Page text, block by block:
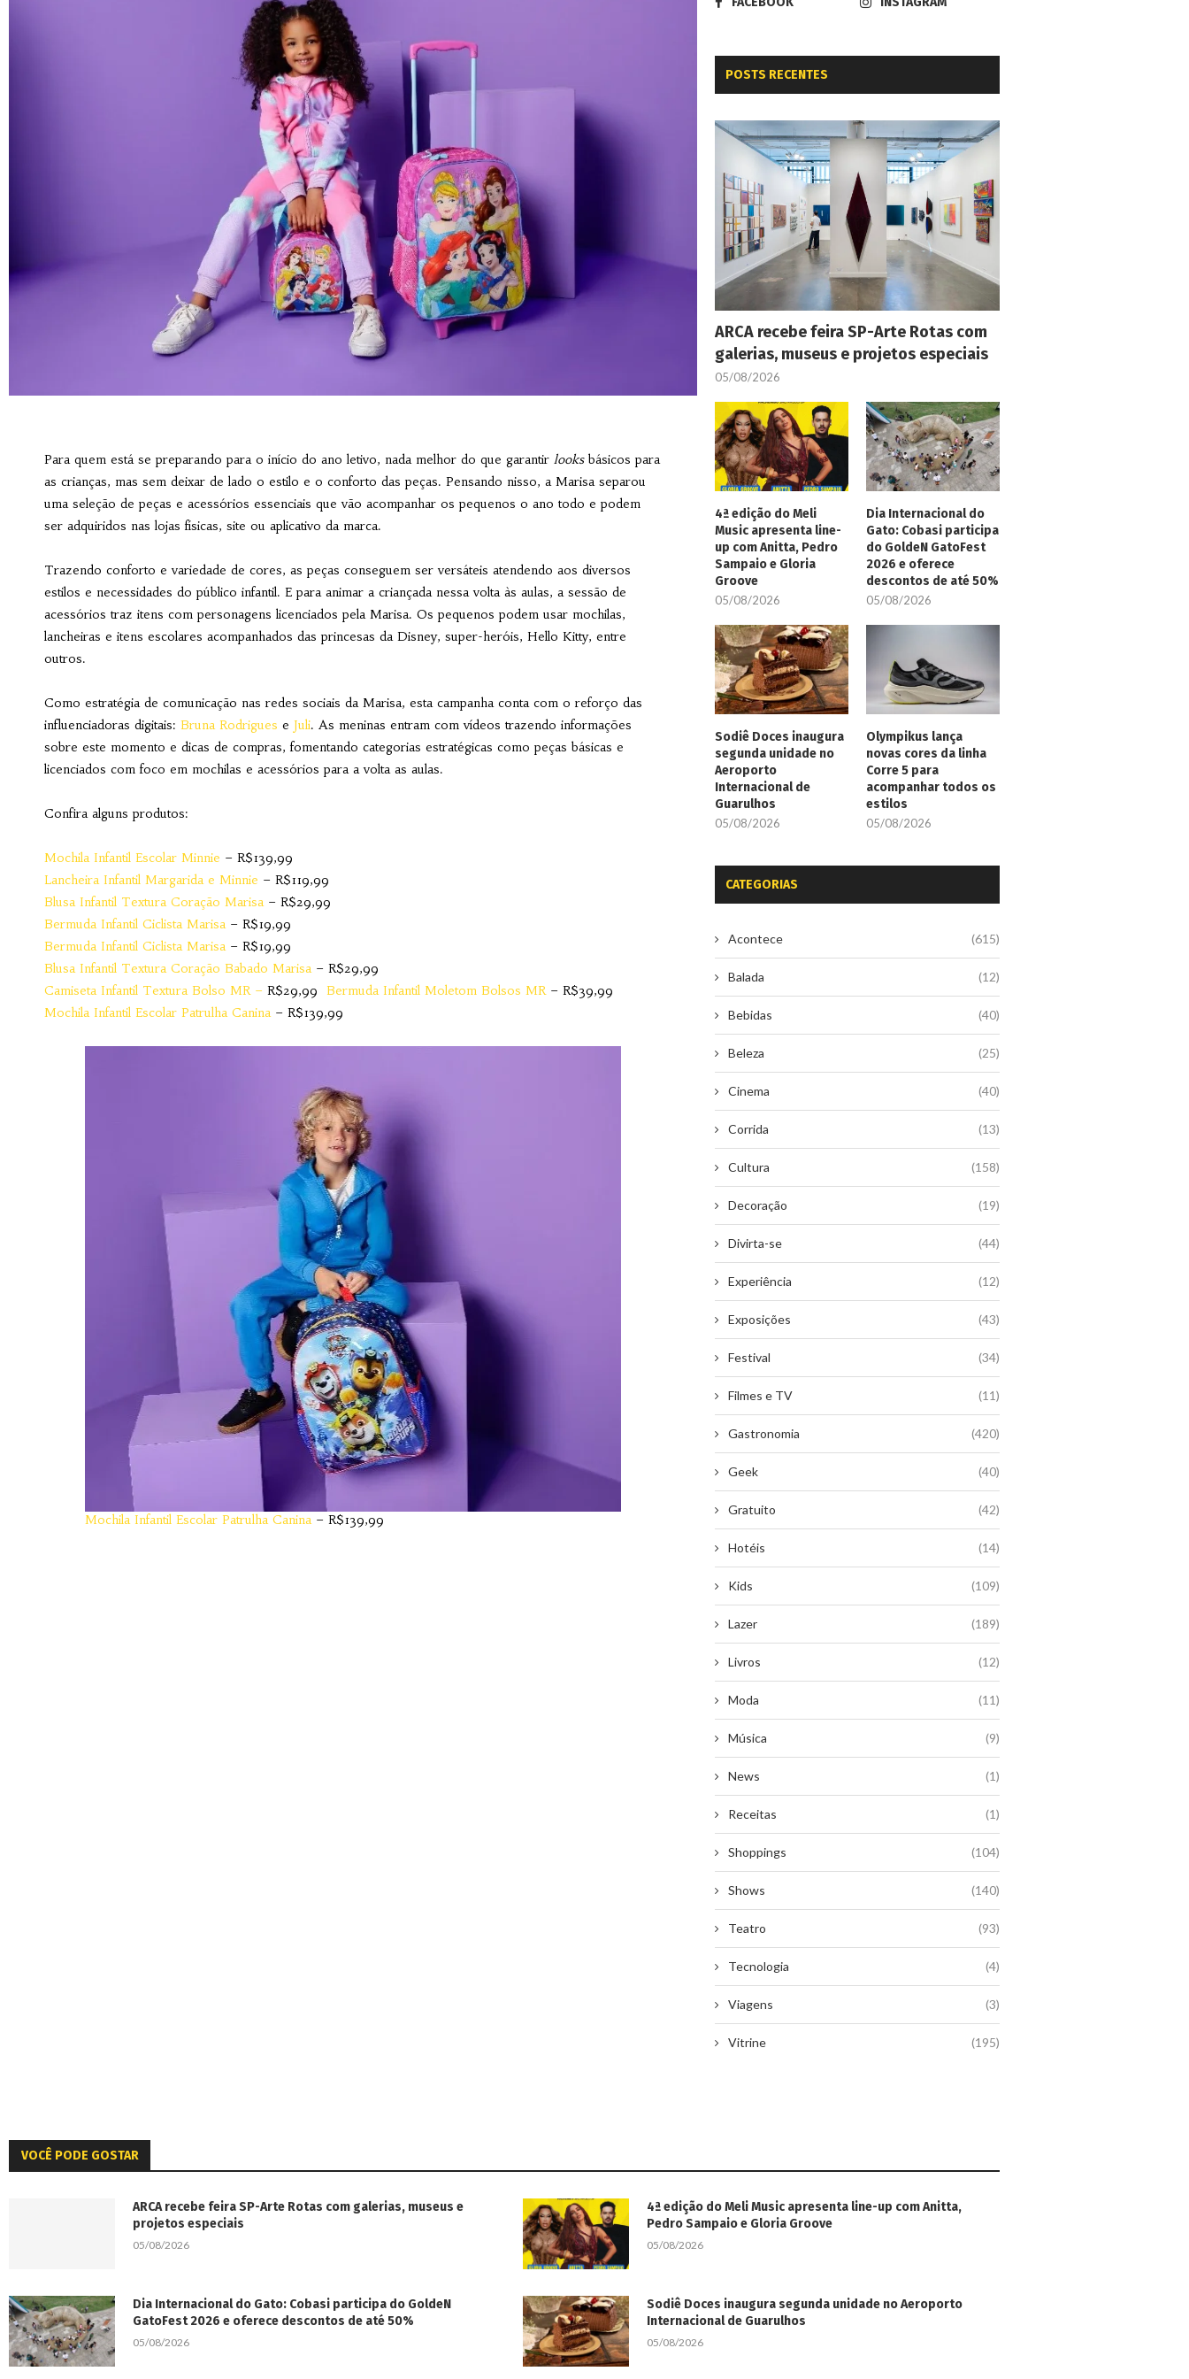
Para quem está se preparando para o início do ano letivo, nada melhor do que garantir looks básicos para
as crianças, mas sem deixar de lado o estilo e o conforto das peças. Pensando nisso, a Marisa separou
uma seleção de peças e acessórios essenciais que vão acompanhar os pequenos o ano todo e podem
ser adquiridos nas lojas físicas, site ou aplicativo da marca.
Trazendo conforto e variedade de cores, as peças conseguem ser versáteis atendendo aos diversos
estilos e necessidades do público infantil. E para animar a criançada nessa volta às aulas, a sessão de
acessórios traz itens com personagens licenciados pela Marisa. Os pequenos podem usar mochilas,
lancheiras e itens escolares acompanhados das princesas da Disney, super-heróis, Hello Kitty, entre
outros.
Como estratégia de comunicação nas redes sociais da Marisa, esta campanha conta com o reforço das
influenciadoras digitais: Bruna Rodrigues e Juli. As meninas entram com vídeos trazendo informações
sobre este momento e dicas de compras, fomentando categorias estratégicas como peças básicas e
licenciados com foco em mochilas e acessórios para a volta as aulas.
Confira alguns produtos:
Mochila Infantil Escolar Minnie – R$139,99
Lancheira Infantil Margarida e Minnie – R$119,99
Blusa Infantil Textura Coração Marisa– R$29,99
Bermuda Infantil Ciclista Marisa– R$19,99
Bermuda Infantil Ciclista Marisa– R$19,99
Blusa Infantil Textura Coração Babado Marisa– R$29,99
Camiseta Infantil Textura Bolso MR – R$29,99 Bermuda Infantil Moletom Bolsos MR– R$39,99
Mochila Infantil Escolar Patrulha Canina– R$139,99
Mochila Infantil Escolar Patrulha Canina– R$139,99
POSTS RECENTES
ARCA recebe feira SP-Arte Rotas com
galerias, museus e projetos especiais
05/08/2026
4ª edição do Meli
Music apresenta line-
up com Anitta, Pedro
Sampaio e Gloria
Groove
05/08/2026
Dia Internacional do
Gato: Cobasi participa
do GoldeN GatoFest
2026 e oferece
descontos de até 50%
05/08/2026
Sodiê Doces inaugura
segunda unidade no
Aeroporto
Internacional de
Guarulhos
05/08/2026
Olympikus lança
novas cores da linha
Corre 5 para
acompanhar todos os
estilos
05/08/2026
CATEGORIAS
Acontece (615)
Balada (12)
Bebidas (40)
Beleza (25)
Cinema (40)
Corrida (13)
Cultura (158)
Decoração (19)
Divirta-se (44)
Experiência (12)
Exposições (43)
Festival (34)
Filmes e TV (11)
Gastronomia (420)
Geek (40)
Gratuito (42)
Hotéis (14)
Kids (109)
Lazer (189)
Livros (12)
Moda (11)
Música (9)
News (1)
Receitas (1)
Shoppings (104)
Shows (140)
Teatro (93)
Tecnologia (4)
Viagens (3)
Vitrine (195)
VOCÊ PODE GOSTAR
ARCA recebe feira SP-Arte Rotas com galerias, museus e
projetos especiais
05/08/2026
4ª edição do Meli Music apresenta line-up com Anitta,
Pedro Sampaio e Gloria Groove
05/08/2026
Dia Internacional do Gato: Cobasi participa do GoldeN
GatoFest 2026 e oferece descontos de até 50%
05/08/2026
Sodiê Doces inaugura segunda unidade no Aeroporto
Internacional de Guarulhos
05/08/2026